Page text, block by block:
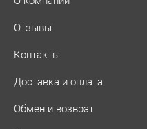
Отзывы
Контакты
Доставка и оплата
Обмен и возврат